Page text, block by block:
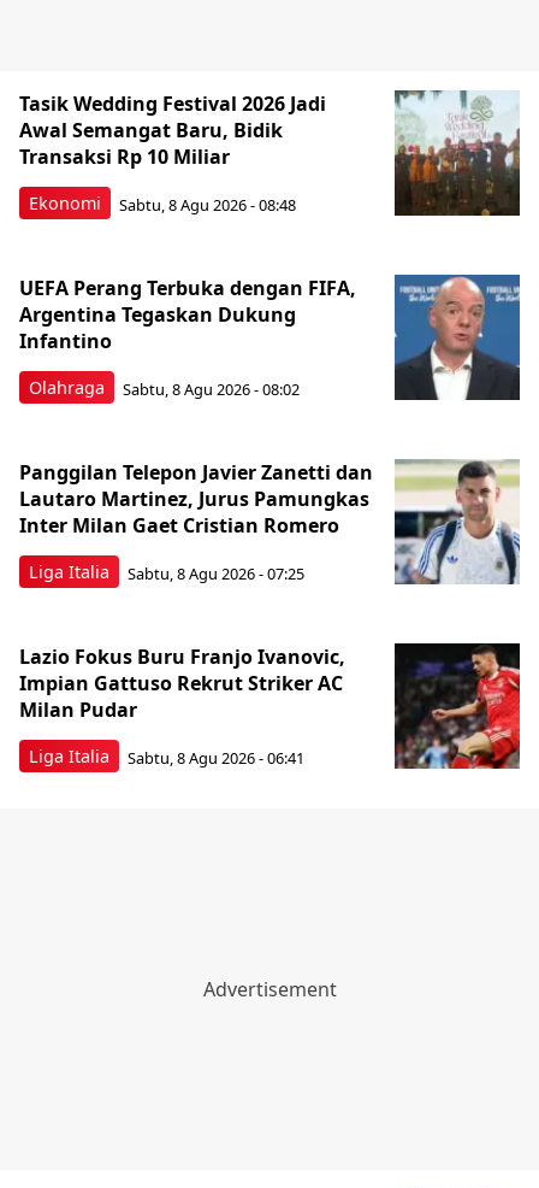
Ekonomi
Tasik Wedding Festival 2026 Jadi
Awal Semangat Baru, Bidik
Transaksi Rp 10 Miliar
Sabtu, 8 Agu 2026 - 08:48
Olahraga
UEFA Perang Terbuka dengan FIFA,
Argentina Tegaskan Dukung
Infantino
Sabtu, 8 Agu 2026 - 08:02
Liga Italia
Panggilan Telepon Javier Zanetti dan
Lautaro Martinez, Jurus Pamungkas
Inter Milan Gaet Cristian Romero
Sabtu, 8 Agu 2026 - 07:25
Liga Italia
Lazio Fokus Buru Franjo Ivanovic,
Impian Gattuso Rekrut Striker AC
Milan Pudar
Sabtu, 8 Agu 2026 - 06:41